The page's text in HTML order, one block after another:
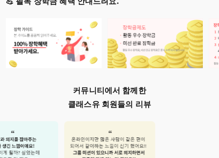
커뮤니티에서 함께한
클래스유 회원들의 리뷰